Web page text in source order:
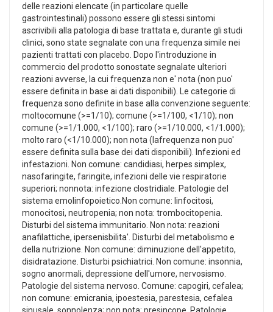
delle reazioni elencate (in particolare quelle
gastrointestinali) possono essere gli stessi sintomi
ascrivibili alla patologia di base trattata e, durante gli studi
clinici, sono state segnalate con una frequenza simile nei
pazienti trattati con placebo. Dopo l'introduzione in
commercio del prodotto sonostate segnalate ulteriori
reazioni avverse, la cui frequenza non e' nota (non puo'
essere definita in base ai dati disponibili). Le categorie di
frequenza sono definite in base alla convenzione seguente:
moltocomune (>=1/10); comune (>=1/100, <1/10); non
comune (>=1/1.000, <1/100); raro (>=1/10.000, <1/1.000);
molto raro (<1/10.000); non nota (lafrequenza non puo'
essere definita sulla base dei dati disponibili). Infezioni ed
infestazioni. Non comune: candidiasi, herpes simplex,
nasofaringite, faringite, infezioni delle vie respiratorie
superiori; nonnota: infezione clostridiale. Patologie del
sistema emolinfopoietico.Non comune: linfocitosi,
monocitosi, neutropenia; non nota: trombocitopenia.
Disturbi del sistema immunitario. Non nota: reazioni
anafilattiche, ipersenisbilita'. Disturbi del metabolismo e
della nutrizione. Non comune: diminuzione dell'appetito,
disidratazione. Disturbi psichiatrici. Non comune: insonnia,
sogno anormali, depressione dell'umore, nervosismo.
Patologie del sistema nervoso. Comune: capogiri, cefalea;
non comune: emicrania, ipoestesia, parestesia, cefalea
sinusale, sonnolenza; non nota: presincope. Patologie